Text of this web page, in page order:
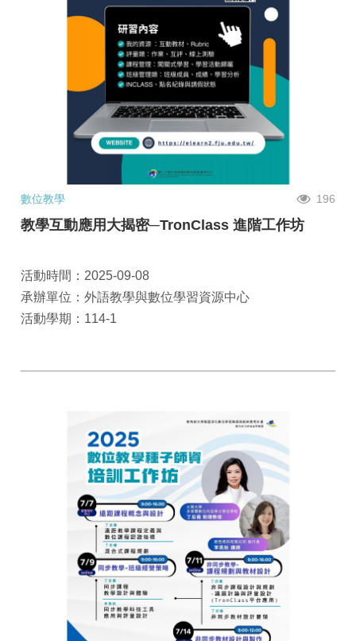
數位教學 196
教學互動應用大揭密─TronClass 進階工作坊
活動時間：2025-09-08
承辦單位：外語教學與數位學習資源中心
活動學期：114-1